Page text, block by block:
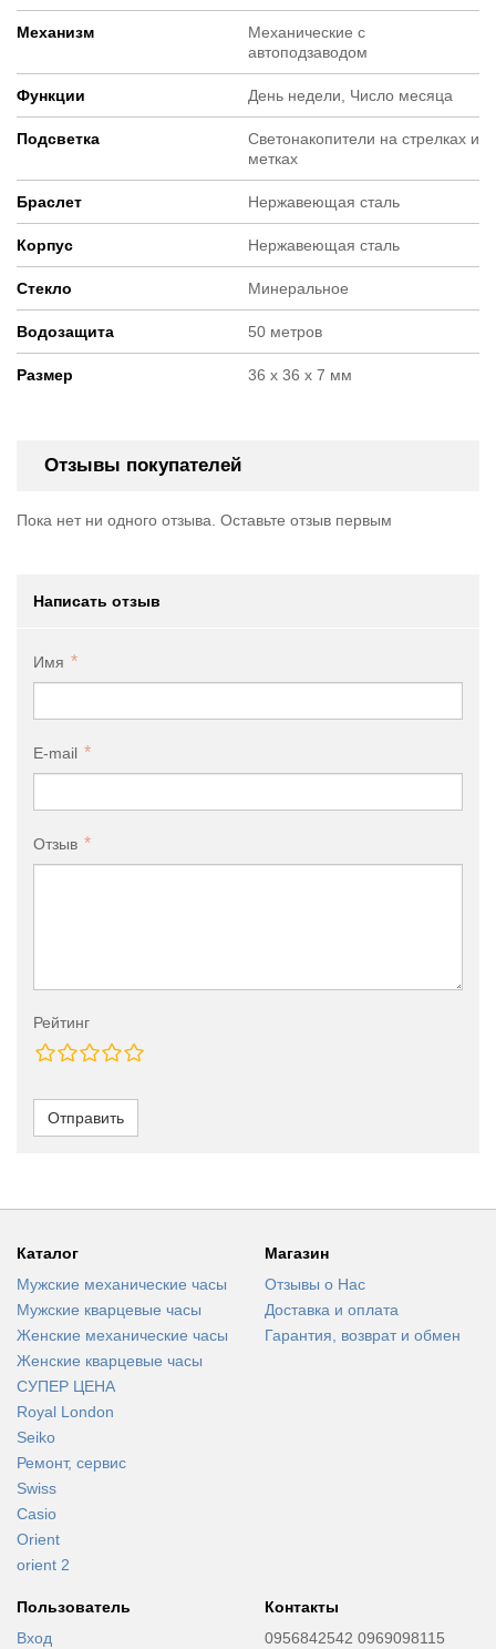
Механизм
Механические с
автоподзаводом
Функции День недели, Число месяца
Подсветка
Светонакопители на стрелках и
метках
Браслет Нержавеющая сталь
Корпус Нержавеющая сталь
Стекло Минеральное
Водозащита 50 метров
Размер 36 х 36 х 7 мм
Отзывы покупателей
Пока нет ни одного отзыва. Оставьте отзыв первым
Написать отзыв
Имя
E-mail
Отзыв
Рейтинг
Отправить
Каталог
Мужские механические часы
Мужские кварцевые часы
Женские механические часы
Женские кварцевые часы
СУПЕР ЦЕНА
Royal London
Seiko
Ремонт, сервис
Swiss
Casio
Orient
orient 2
Магазин
Отзывы о Нас
Доставка и оплата
Гарантия, возврат и обмен
Пользователь
Вход
Контакты
0956842542 0969098115